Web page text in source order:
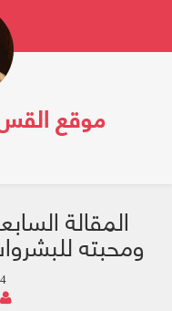
موقع
المقالة
ومحبته
14